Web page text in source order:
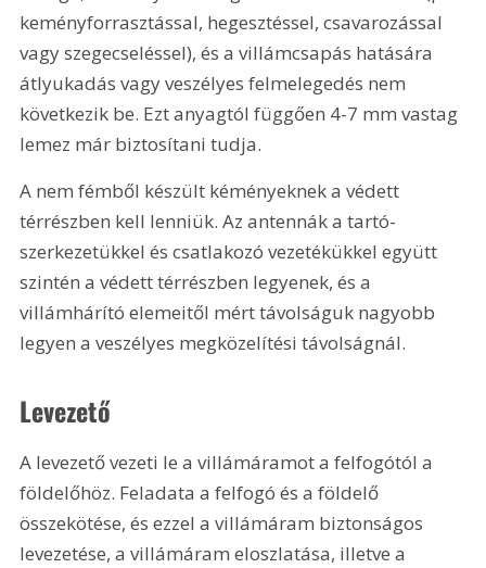
keményforrasztással, hegesztéssel, csavarozással
vagy szegecseléssel), és a villámcsapás hatására
átlyukadás vagy veszélyes felmelegedés nem
következik be. Ezt anyagtól függően 4-7 mm vastag
lemez már biztosítani tudja.
A nem fémből készült kéményeknek a védett
térrészben kell lenniük. Az antennák a tartó-
szerkezetükkel és csatlakozó vezetékükkel együtt
szintén a védett térrészben legyenek, és a
villámhárító elemeitől mért távolságuk nagyobb
legyen a veszélyes megközelítési távolságnál.
Levezető
A levezető vezeti le a villámáramot a felfogótól a
földelőhöz. Feladata a felfogó és a földelő
összekötése, és ezzel a villámáram biztonságos
levezetése, a villámáram eloszlatása, illetve a